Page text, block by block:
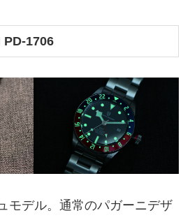
PD-1706
モデル。通常のパガーニデザ